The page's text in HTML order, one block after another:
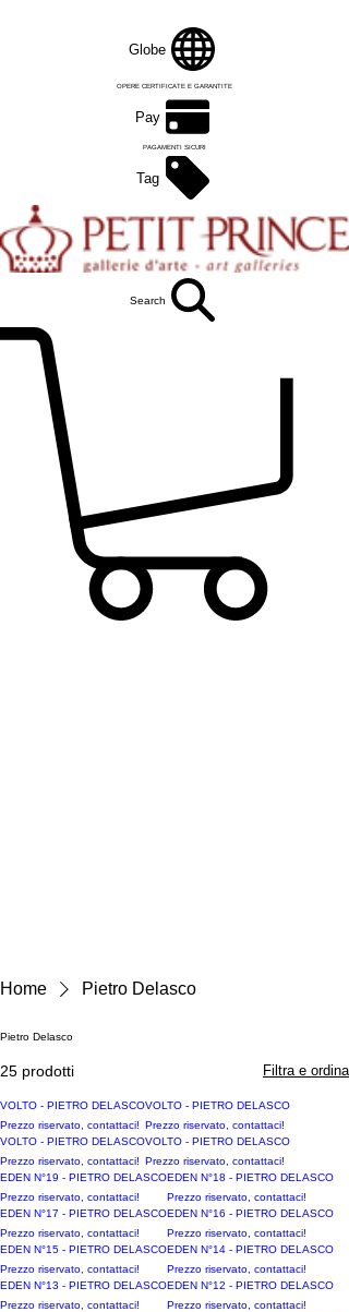
Globe
OPERE CERTIFICATE E GARANTITE
Pay
PAGAMENTI SICURI
Tag
Search
Home Pietro Delasco
Pietro Delasco
25 prodotti Filtra e ordina
VOLTO - PIETRO DELASCO
Prezzo riservato, contattaci!
VOLTO - PIETRO DELASCO
Prezzo riservato, contattaci!
VOLTO - PIETRO DELASCO
Prezzo riservato, contattaci!
VOLTO - PIETRO DELASCO
Prezzo riservato, contattaci!
EDEN N°19 - PIETRO DELASCO
Prezzo riservato, contattaci!
EDEN N°18 - PIETRO DELASCO
Prezzo riservato, contattaci!
EDEN N°17 - PIETRO DELASCO
Prezzo riservato, contattaci!
EDEN N°16 - PIETRO DELASCO
Prezzo riservato, contattaci!
EDEN N°15 - PIETRO DELASCO
Prezzo riservato, contattaci!
EDEN N°14 - PIETRO DELASCO
Prezzo riservato, contattaci!
EDEN N°13 - PIETRO DELASCO
Prezzo riservato, contattaci!
EDEN N°12 - PIETRO DELASCO
Prezzo riservato, contattaci!